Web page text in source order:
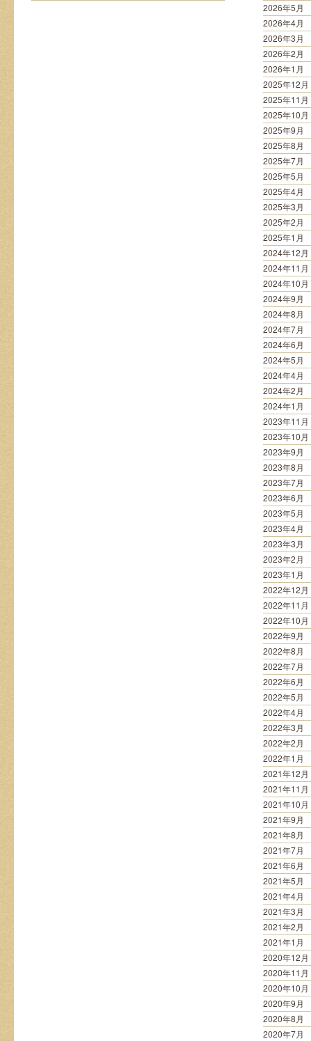
2026年5月
2026年4月
2026年3月
2026年2月
2026年1月
2025年12月
2025年11月
2025年10月
2025年9月
2025年8月
2025年7月
2025年5月
2025年4月
2025年3月
2025年2月
2025年1月
2024年12月
2024年11月
2024年10月
2024年9月
2024年8月
2024年7月
2024年6月
2024年5月
2024年4月
2024年2月
2024年1月
2023年11月
2023年10月
2023年9月
2023年8月
2023年7月
2023年6月
2023年5月
2023年4月
2023年3月
2023年2月
2023年1月
2022年12月
2022年11月
2022年10月
2022年9月
2022年8月
2022年7月
2022年6月
2022年5月
2022年4月
2022年3月
2022年2月
2022年1月
2021年12月
2021年11月
2021年10月
2021年9月
2021年8月
2021年7月
2021年6月
2021年5月
2021年4月
2021年3月
2021年2月
2021年1月
2020年12月
2020年11月
2020年10月
2020年9月
2020年8月
2020年7月